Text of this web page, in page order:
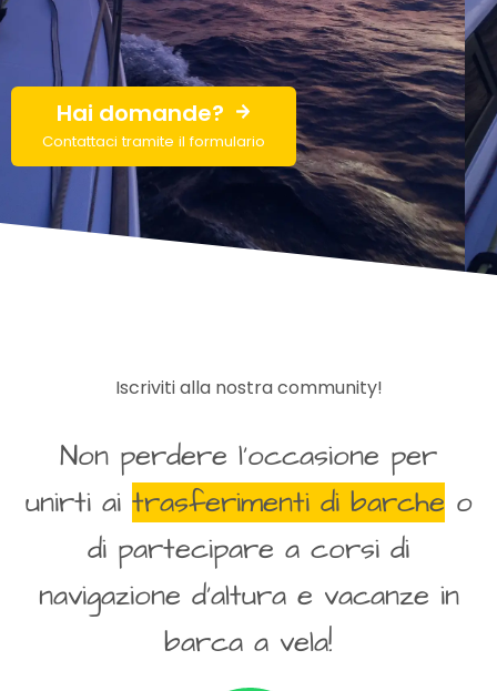
Hai domande?
Contattaci tramite il formulario
Iscriviti alla nostra community!
Non perdere l’occasione per
unirti ai trasferimenti di barche o
di partecipare a corsi di
navigazione d’altura e vacanze in
barca a vela!